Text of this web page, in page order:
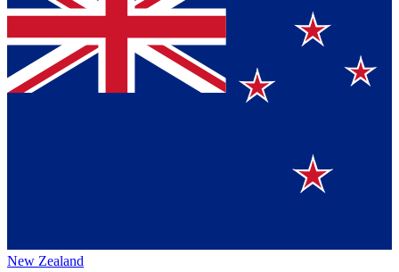
New Zealand